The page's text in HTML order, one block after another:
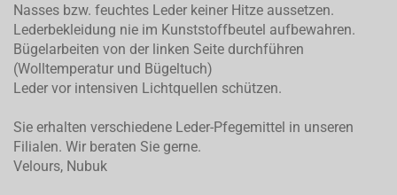
Nasses bzw. feuchtes Leder keiner Hitze aussetzen.
Lederbekleidung nie im Kunststoffbeutel aufbewahren.
Bügelarbeiten von der linken Seite durchführen
(Wolltemperatur und Bügeltuch)
Leder vor intensiven Lichtquellen schützen.
Sie erhalten verschiedene Leder-Pfegemittel in unseren
Filialen. Wir beraten Sie gerne.
Velours, Nubuk